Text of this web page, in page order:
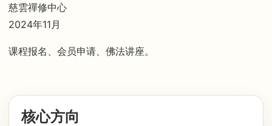
慈雲禪修中心
2024年11月
课程报名、会员申请、佛法讲座。
核心方向